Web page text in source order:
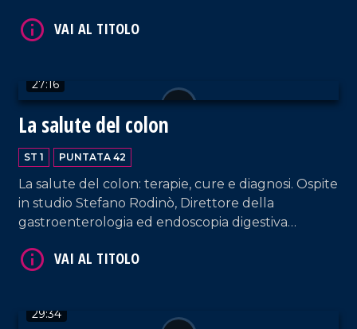
dell'Unità Operativa della chirurgia bariatrica
27:16
La salute del colon
ST 1 PUNTATA 42
La salute del colon: terapie, cure e diagnosi. Ospite
in studio Stefano Rodinò, Direttore della
gastroenterologia ed endoscopia digestiva
29:34
VAI AL TITOLO